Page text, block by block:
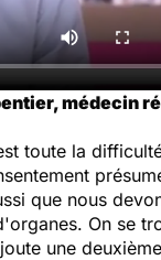
médecin
toute la
que nous
On se
une